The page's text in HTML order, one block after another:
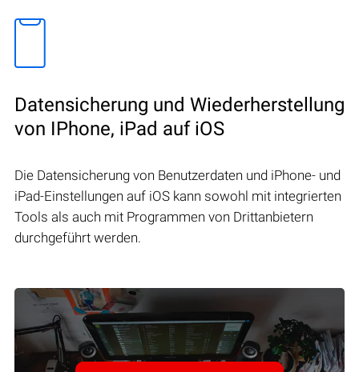
Datensicherung und Wiederherstellung
von IPhone, iPad auf iOS
Die Datensicherung von Benutzerdaten und iPhone- und
iPad-Einstellungen auf iOS kann sowohl mit integrierten
Tools als auch mit Programmen von Drittanbietern
durchgeführt werden.